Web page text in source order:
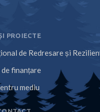
PROIECTE
de Redresare și
finanțare
mediu